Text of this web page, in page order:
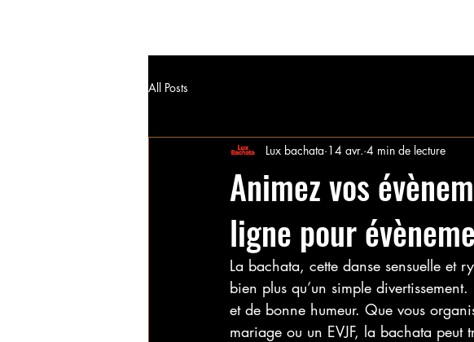
All Posts
Animez vos
ligne pour
Lux bachata 14 avr. 4 min de lecture
La bachata, cette danse sensuelle et
bien plus qu’un simple
et de bonne humeur. Que vous
mariage ou un EVJF, la bachata peut